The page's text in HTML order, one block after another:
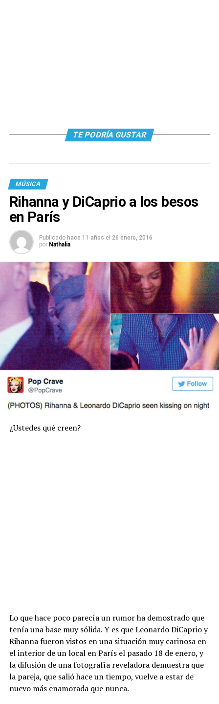
TE PODRÍA GUSTAR
MÚSICA
Rihanna y DiCaprio a los besos
en París
Publicado hace 11 años el 26 enero, 2016
por Nathalia
¿Ustedes qué creen?
Lo que hace poco parecía un rumor ha demostrado que
tenía una base muy sólida. Y es que Leonardo DiCaprio y
Rihanna fueron vistos en una situación muy cariñosa en
el interior de un local en París el pasado 18 de enero, y
la difusión de una fotografía reveladora demuestra que
la pareja, que salió hace un tiempo, vuelve a estar de
nuevo más enamorada que nunca.